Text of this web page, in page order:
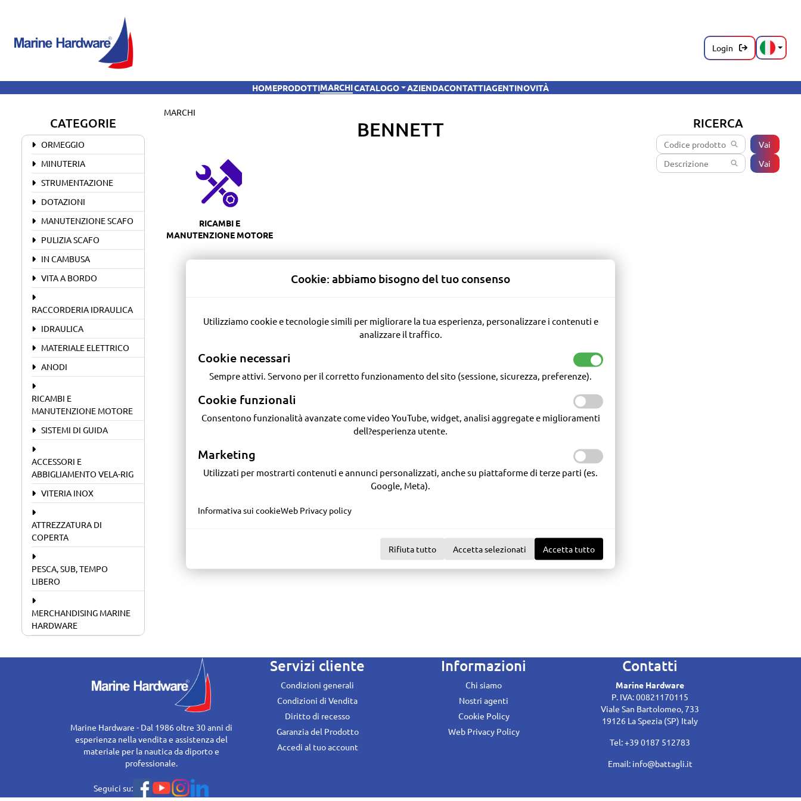
Cookie: abbiamo bisogno del tuo consenso
Utilizziamo cookie e tecnologie simili per migliorare la tua esperienza, personalizzare i contenuti e
analizzare il traffico.
Cookie necessari
Sempre attivi. Servono per il corretto funzionamento del sito (sessione, sicurezza, preferenze).
Cookie funzionali
Consentono funzionalità avanzate come video YouTube, widget, analisi aggregate e miglioramenti
dell?esperienza utente.
Marketing
Utilizzati per mostrarti contenuti e annunci personalizzati, anche su piattaforme di terze parti (es.
Google, Meta).
Informativa sui cookie Web Privacy policy
Rifiuta tutto Accetta selezionati Accetta tutto
Login
HOME PRODOTTI MARCHICATALOGO AZIENDA CONTATTI AGENTI NOVITÀ
CATEGORIE
ORMEGGIO
MINUTERIA
STRUMENTAZIONE
DOTAZIONI
MANUTENZIONE SCAFO
PULIZIA SCAFO
IN CAMBUSA
VITA A BORDO
RACCORDERIA IDRAULICA
IDRAULICA
MATERIALE ELETTRICO
ANODI
RICAMBI E
MANUTENZIONE MOTORE
SISTEMI DI GUIDA
ACCESSORI E
ABBIGLIAMENTO VELA-RIG
VITERIA INOX
ATTREZZATURA DI
COPERTA
PESCA, SUB, TEMPO
LIBERO
MERCHANDISING MARINE
HARDWARE
MARCHI
BENNETT
RICAMBI E
MANUTENZIONE MOTORE
RICERCA
Vai
Vai
Marine Hardware - Dal 1986 oltre 30 anni di
esperienza nella vendita e assistenza del
materiale per la nautica da diporto e
professionale.
Seguici su:
Servizi cliente
Condizioni generali
Condizioni di Vendita
Diritto di recesso
Garanzia del Prodotto
Accedi al tuo account
Informazioni
Chi siamo
Nostri agenti
Cookie Policy
Web Privacy Policy
Contatti
Marine Hardware
P. IVA: 00821170115
Viale San Bartolomeo, 733
19126 La Spezia (SP) Italy
Tel: +39 0187 512783
Email: info@battagli.it